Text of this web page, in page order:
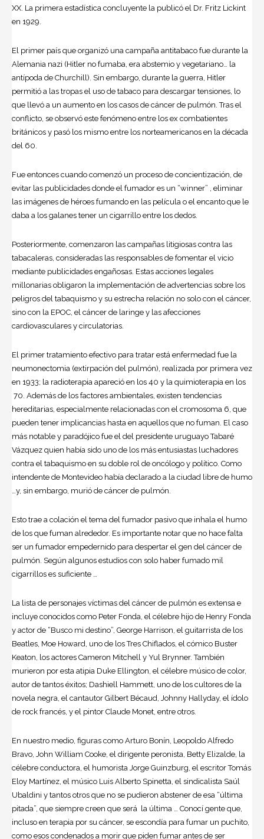
XX. La primera estadística concluyente la publicó el Dr. Fritz Lickint
en 1929.
El primer país que organizó una campaña antitabaco fue durante la
Alemania nazi (Hitler no fumaba, era abstemio y vegetariano… la
antípoda de Churchill). Sin embargo, durante la guerra, Hitler
permitió a las tropas el uso de tabaco para descargar tensiones, lo
que llevó a un aumento en los casos de cáncer de pulmón. Tras el
conflicto, se observó este fenómeno entre los ex combatientes
británicos y pasó los mismo entre los norteamericanos en la década
del 60.
Fue entonces cuando comenzó un proceso de concientización, de
evitar las publicidades donde el fumador es un “winner” , eliminar
las imágenes de héroes fumando en las película o el encanto que le
daba a los galanes tener un cigarrillo entre los dedos.
Posteriormente, comenzaron las campañas litigiosas contra las
tabacaleras, consideradas las responsables de fomentar el vicio
mediante publicidades engañosas. Estas acciones legales
millonarias obligaron la implementación de advertencias sobre los
peligros del tabaquismo y su estrecha relación no solo con el cáncer,
sino con la EPOC, el cáncer de laringe y las afecciones
cardiovasculares y circulatorias.
El primer tratamiento efectivo para tratar está enfermedad fue la
neumonectomia (extirpación del pulmón), realizada por primera vez
en 1933; la radioterapia apareció en los 40 y la quimioterapia en los
70. Además de los factores ambientales, existen tendencias
hereditarias, especialmente relacionadas con el cromosoma 6, que
pueden tener implicancias hasta en aquellos que no fuman. El caso
más notable y paradójico fue el del presidente uruguayo Tabaré
Vázquez quien había sido uno de los más entusiastas luchadores
contra el tabaquismo en su doble rol de oncólogo y político. Como
intendente de Montevideo había declarado a la ciudad libre de humo
…y, sin embargo, murió de cáncer de pulmón.
Esto trae a colación el tema del fumador pasivo que inhala el humo
de los que fuman alrededor. Es importante notar que no hace falta
ser un fumador empedernido para despertar el gen del cáncer de
pulmón. Según algunos estudios con solo haber fumado mil
cigarrillos es suficiente …
La lista de personajes víctimas del cáncer de pulmón es extensa e
incluye conocidos como Peter Fonda, el célebre hijo de Henry Fonda
y actor de “Busco mi destino”, George Harrison, el guitarrista de los
Beatles, Moe Howard, uno de los Tres Chiflados, el cómico Buster
Keaton, los actores Cameron Mitchell y Yul Brynner. También
murieron por esta atipia Duke Ellington, el célebre músico de color,
autor de tantos éxitos; Dashiell Hammett, uno de los cultores de la
novela negra, el cantautor Gilbert Bécaud, Johnny Hallyday, el ídolo
de rock francés, y el pintor Claude Monet, entre otros.
En nuestro medio, figuras como Arturo Bonín, Leopoldo Alfredo
Bravo, John William Cooke, el dirigente peronista, Betty Elizalde, la
célebre conductora, el humorista Jorge Guinzburg, el escritor Tomás
Eloy Martínez, el músico Luis Alberto Spinetta, el sindicalista Saúl
Ubaldini y tantos otros que no se pudieron abstener de esa “última
pitada”, que siempre creen que será la última … Conocí gente que,
incluso en terapia por su cáncer, se escondía para fumar un puchito,
como esos condenados a morir que piden fumar antes de ser